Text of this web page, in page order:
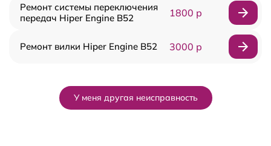
Ремонт системы переключения
передач Hiper Engine B52
1800 р
Ремонт вилки Hiper Engine B52 3000 р
У меня другая неисправность